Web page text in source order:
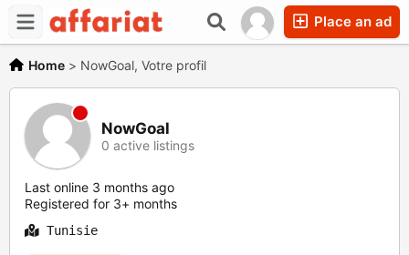
Place an ad
Home > NowGoal, Votre profil
NowGoal
0 active listings
Last online 3 months ago
Registered for 3+ months
Tunisie